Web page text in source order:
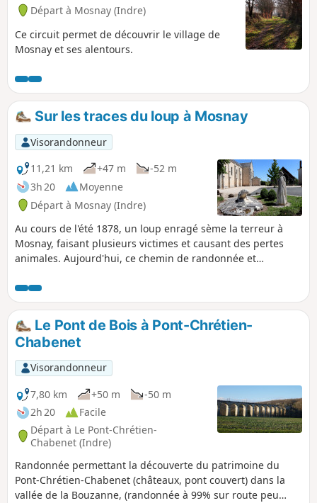
Départ à Mosnay (Indre)
Ce circuit permet de découvrir le village de
Mosnay et ses alentours.
Sur les traces du loup à Mosnay
Visorandonneur
11,21 km
+47 m
-52 m
3h 20
Moyenne
Départ à Mosnay (Indre)
Au cours de l'été 1878, un loup enragé sème la terreur à
Mosnay, faisant plusieurs victimes et causant des pertes
animales. Aujourd'hui, ce chemin de randonnée et
Le Pont de Bois à Pont-Chrétien-
Chabenet
Visorandonneur
7,80 km
+50 m
-50 m
2h 20
Facile
Départ à Le Pont-Chrétien-
Chabenet (Indre)
Randonnée permettant la découverte du patrimoine du
Pont-Chrétien-Chabenet (châteaux, pont couvert) dans la
vallée de la Bouzanne, (randonnée à 99% sur route peu